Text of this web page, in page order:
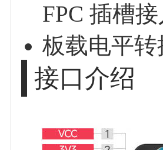
FPC 插槽
板载电平
接口介绍